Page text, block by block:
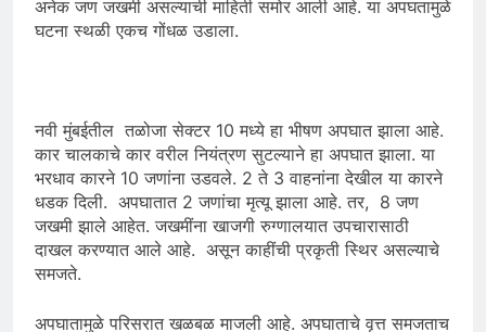
अनेक जण जखमी असल्याची माहिती समोर आली आहे. या अपघतामुळे
घटना स्थळी एकच गोंधळ उडाला.
नवी मुंबईतील तळोजा सेक्टर 10 मध्ये हा भीषण अपघात झाला आहे.
कार चालकाचे कार वरील नियंत्रण सुटल्याने हा अपघात झाला. या
भरधाव कारने 10 जणांना उडवले. 2 ते 3 वाहनांना देखील या कारने
धडक दिली. अपघातात 2 जणांचा मृत्यू झाला आहे. तर, 8 जण
जखमी झाले आहेत. जखमींना खाजगी रुग्णालयात उपचारासाठी
दाखल करण्यात आले आहे. असून काहींची प्रकृती स्थिर असल्याचे
समजते.
अपघातामुळे परिसरात खळबळ माजली आहे. अपघाताचे वृत्त समजताच